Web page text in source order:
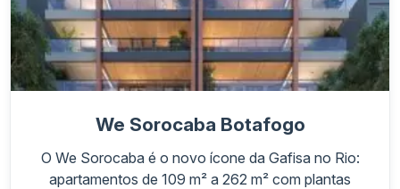
We Sorocaba Botafogo
O We Sorocaba é o novo ícone da Gafisa no Rio:
apartamentos de 109 m² a 262 m² com plantas